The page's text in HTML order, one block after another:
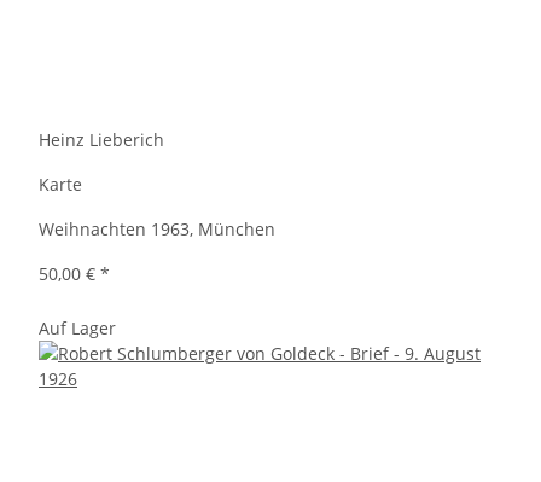
Heinz Lieberich
Karte
Weihnachten 1963, München
50,00 € *
Auf Lager